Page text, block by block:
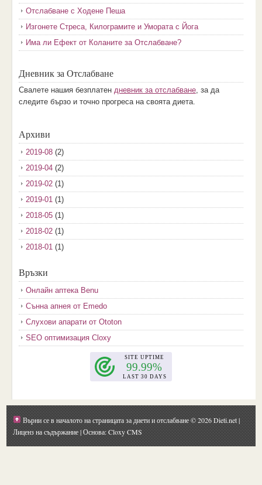
Отслабване с Ходене Пеша
Изгонете Стреса, Килограмите и Умората с Йога
Има ли Ефект от Коланите за Отслабване?
Дневник за Отслабване
Свалете нашия безплатен дневник за отслабване, за да
следите бързо и точно прогреса на своята диета.
Архиви
2019-08(2)
2019-04(2)
2019-02(1)
2019-01 (1)
2018-05(1)
2018-02(1)
2018-01 (1)
2017-11
2017-10(3)
2017-08(3)
2017-07(1)
2017-06(2)
2017-02(2)
2017-01(1)
2016-09(1)
Връзки
Онлайн аптека Benu
Сънна апнея от Emedo
Слухови апарати от Ototon
SEO оптимизация Cloxy
Върни се в началото на страницата за диети и отслабване© 2026 Dieti.net |
Лиценз на съдържание| Основа: Cloxy CMS